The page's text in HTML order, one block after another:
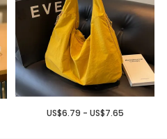
US$6.79 - US$7.65